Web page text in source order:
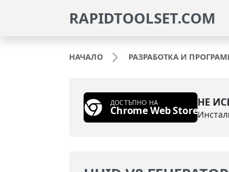
RAPIDTOOLSET.COM
НАЧАЛО РАЗРАБОТКА И
ДОСТЪПНО НА
Chrome Web Store
НЕ